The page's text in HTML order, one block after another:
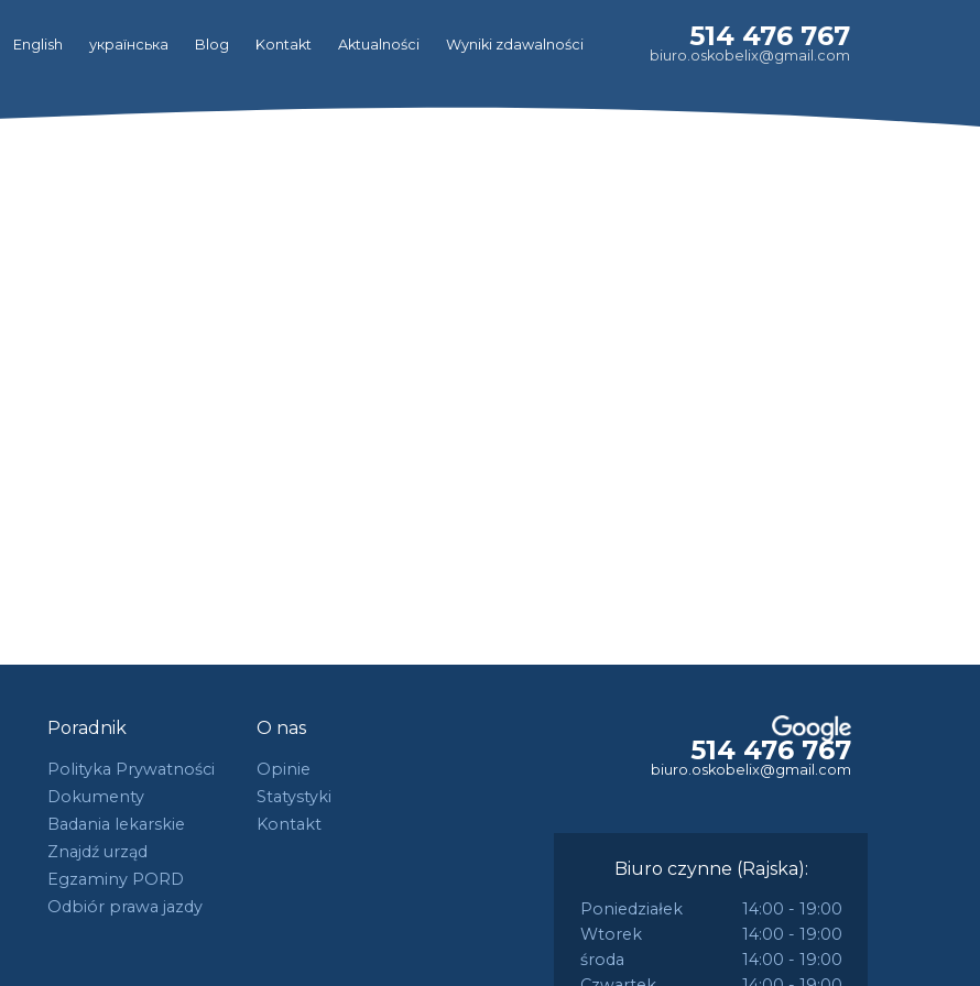
English українська Blog Kontakt Aktualności Wyniki zdawalności 514 476 767
biuro.oskobelix@gmail.com
Poradnik
Polityka Prywatności
Dokumenty
Badania lekarskie
Znajdź urząd
Egzaminy PORD
Odbiór prawa jazdy
O nas
Opinie
Statystyki
Kontakt
514 476 767
biuro.oskobelix@gmail.com
Biuro czynne (Rajska):
Poniedziałek
14:00 - 19:00
Wtorek
14:00 - 19:00
środa
14:00 - 19:00